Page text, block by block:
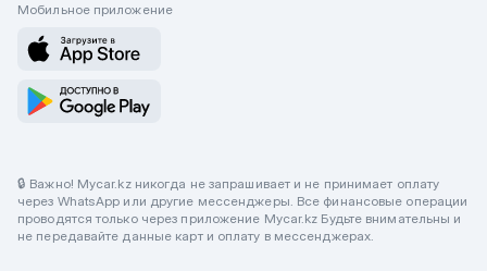
Мобильное приложение
🔒 Важно! Mycar.kz никогда не запрашивает и не принимает оплату
через WhatsApp или другие мессенджеры. Все финансовые операции
проводятся только через приложение Mycar.kz Будьте внимательны и
не передавайте данные карт и оплату в мессенджерах.